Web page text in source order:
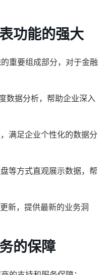
功能的强大
重要组成部分，对于金融
数据分析，帮助企业深入
满足企业个性化的数据分
等方式直观展示数据，帮
新，提供最新的业务洞
的保障